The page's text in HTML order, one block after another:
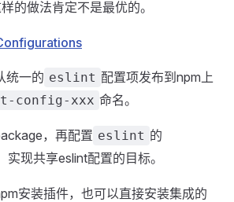
的做法肯定不是最优的。
统一的 eslint 配置项发布到npm上
config-xxx 命名。
，再配置 eslint 的
实现共享eslint配置的目标。
安装插件，也可以直接安装集成的